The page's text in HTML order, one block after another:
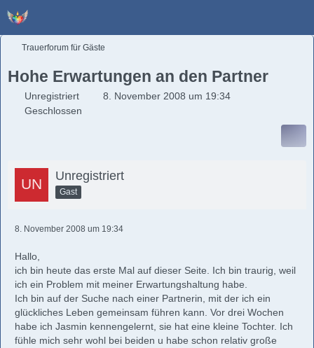
Trauerforum für Gäste
Hohe Erwartungen an den Partner
Unregistriert
8. November 2008 um 19:34
Geschlossen
Unregistriert
Gast
8. November 2008 um 19:34
Hallo,
ich bin heute das erste Mal auf dieser Seite. Ich bin traurig, weil
ich ein Problem mit meiner Erwartungshaltung habe.
Ich bin auf der Suche nach einer Partnerin, mit der ich ein
glückliches Leben gemeinsam führen kann. Vor drei Wochen
habe ich Jasmin kennengelernt, sie hat eine kleine Tochter. Ich
fühle mich sehr wohl bei beiden u habe schon relativ große